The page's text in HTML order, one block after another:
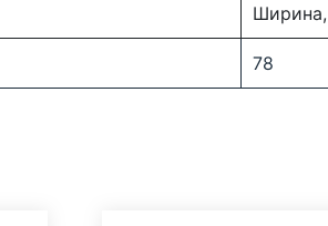
78